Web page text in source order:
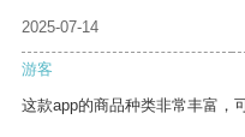
2025-07-14
游客
这款app的商品种类非常丰富，